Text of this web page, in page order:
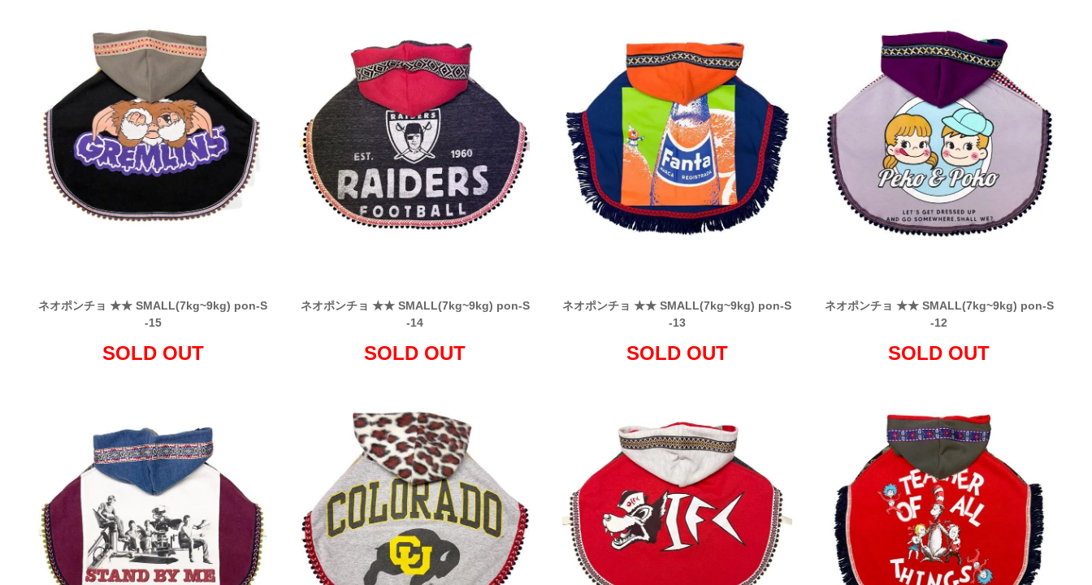
ネオポンチョ ★★ SMALL(7kg~9kg) pon-S
-15
SOLD OUT
ネオポンチョ ★★ SMALL(7kg~9kg) pon-S
-14
SOLD OUT
ネオポンチョ ★★ SMALL(7kg~9kg) pon-S
-13
SOLD OUT
ネオポンチョ ★★ SMALL(7kg~9kg) pon-S
-12
SOLD OUT